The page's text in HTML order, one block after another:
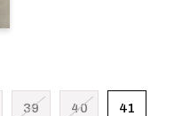
39 40 41